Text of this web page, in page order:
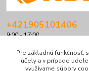
+421905101406
9:00 - 17:00
info@kolibriboats.sk
Pre základnú funkčnosť,
účely a v prípade
využívame súbory